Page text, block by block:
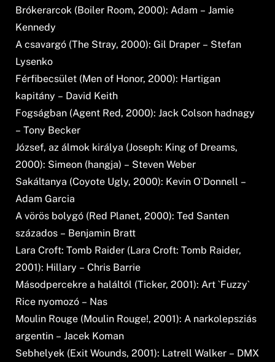
Brókerarcok (Boiler Room, 2000): Adam – Jamie
Kennedy
A csavargó (The Stray, 2000): Gil Draper – Stefan
Lysenko
Férfibecsület (Men of Honor, 2000): Hartigan
kapitány – David Keith
Fogságban (Agent Red, 2000): Jack Colson hadnagy
– Tony Becker
József, az álmok királya (Joseph: King of Dreams,
2000): Simeon (hangja) – Steven Weber
Sakáltanya (Coyote Ugly, 2000): Kevin O`Donnell –
Adam Garcia
A vörös bolygó (Red Planet, 2000): Ted Santen
százados – Benjamin Bratt
Lara Croft: Tomb Raider (Lara Croft: Tomb Raider,
2001): Hillary – Chris Barrie
Másodpercekre a haláltól (Ticker, 2001): Art `Fuzzy`
Rice nyomozó – Nas
Moulin Rouge (Moulin Rouge!, 2001): A narkolepsziás
argentin – Jacek Koman
Sebhelyek (Exit Wounds, 2001): Latrell Walker – DMX